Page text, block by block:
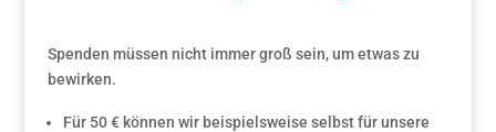
Spenden müssen nicht immer groß sein, um etwas zu
bewirken.
Für 50 € können wir beispielsweise selbst für unsere